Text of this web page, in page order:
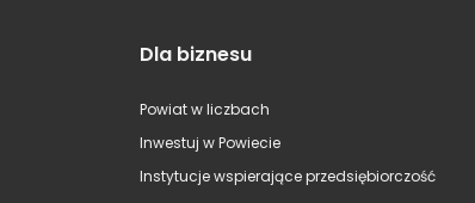
Dla biznesu
Powiat w liczbach
Inwestuj w Powiecie
Instytucje wspierające przedsiębiorczość